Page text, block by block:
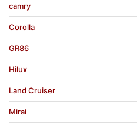
camry
Corolla
GR86
Hilux
Land Cruiser
Mirai